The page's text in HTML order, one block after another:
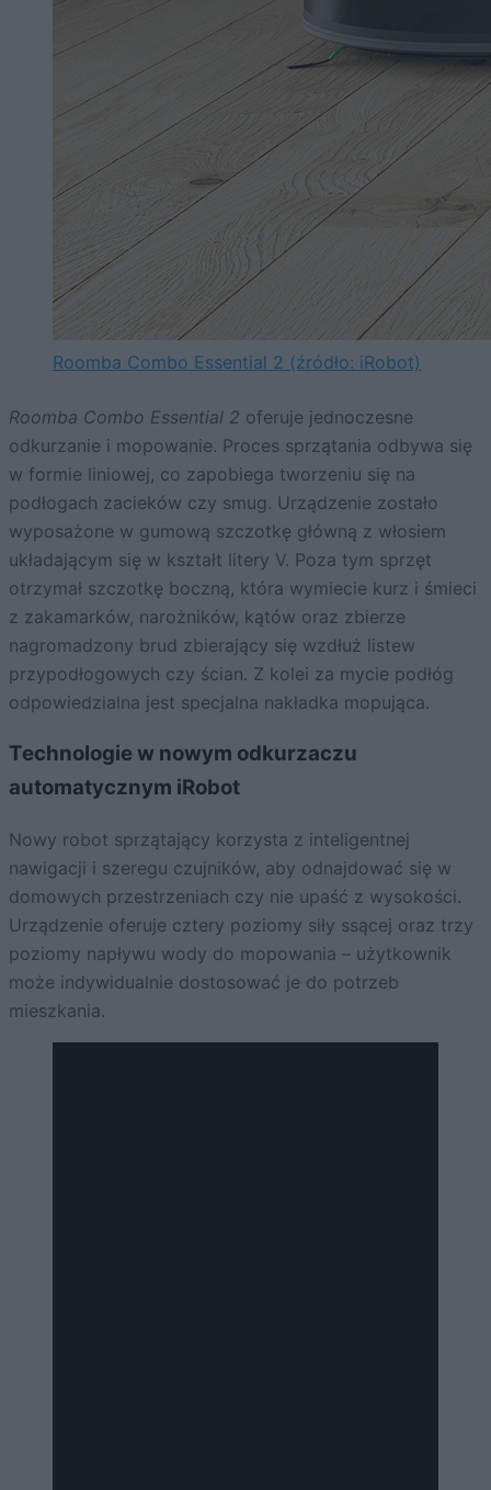
Roomba Combo Essential 2 (źródło: iRobot)
Roomba Combo Essential 2 oferuje jednoczesne
odkurzanie i mopowanie. Proces sprzątania odbywa się
w formie liniowej, co zapobiega tworzeniu się na
podłogach zacieków czy smug. Urządzenie zostało
wyposażone w gumową szczotkę główną z włosiem
układającym się w kształt litery V. Poza tym sprzęt
otrzymał szczotkę boczną, która wymiecie kurz i śmieci
z zakamarków, narożników, kątów oraz zbierze
nagromadzony brud zbierający się wzdłuż listew
przypodłogowych czy ścian. Z kolei za mycie podłóg
odpowiedzialna jest specjalna nakładka mopująca.
Technologie w nowym odkurzaczu
automatycznym iRobot
Nowy robot sprzątający korzysta z inteligentnej
nawigacji i szeregu czujników, aby odnajdować się w
domowych przestrzeniach czy nie upaść z wysokości.
Urządzenie oferuje cztery poziomy siły ssącej oraz trzy
poziomy napływu wody do mopowania – użytkownik
może indywidualnie dostosować je do potrzeb
mieszkania.